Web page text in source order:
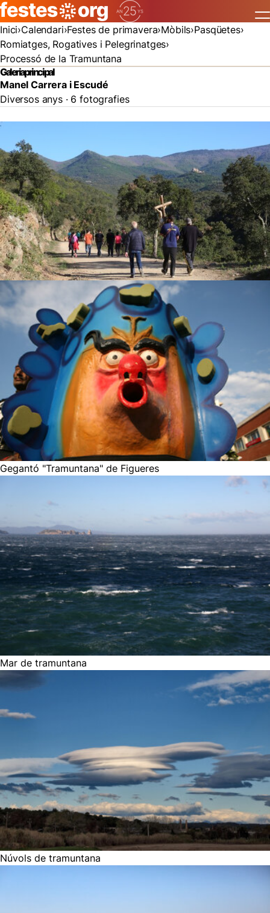
Inici Calendari Festes de primavera Mòbils Pasqüetes
Romiatges, Rogatives i Pelegrinatges
Processó de la Tramuntana
Galeria principal
Manel Carrera i Escudé
Diversos anys · 6 fotografies
Gegantó "Tramuntana" de Figueres
Mar de tramuntana
Núvols de tramuntana